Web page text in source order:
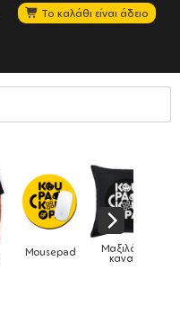
Το καλάθι είναι άδειο
Μαξιλάρια
καναπέ Phone Holders